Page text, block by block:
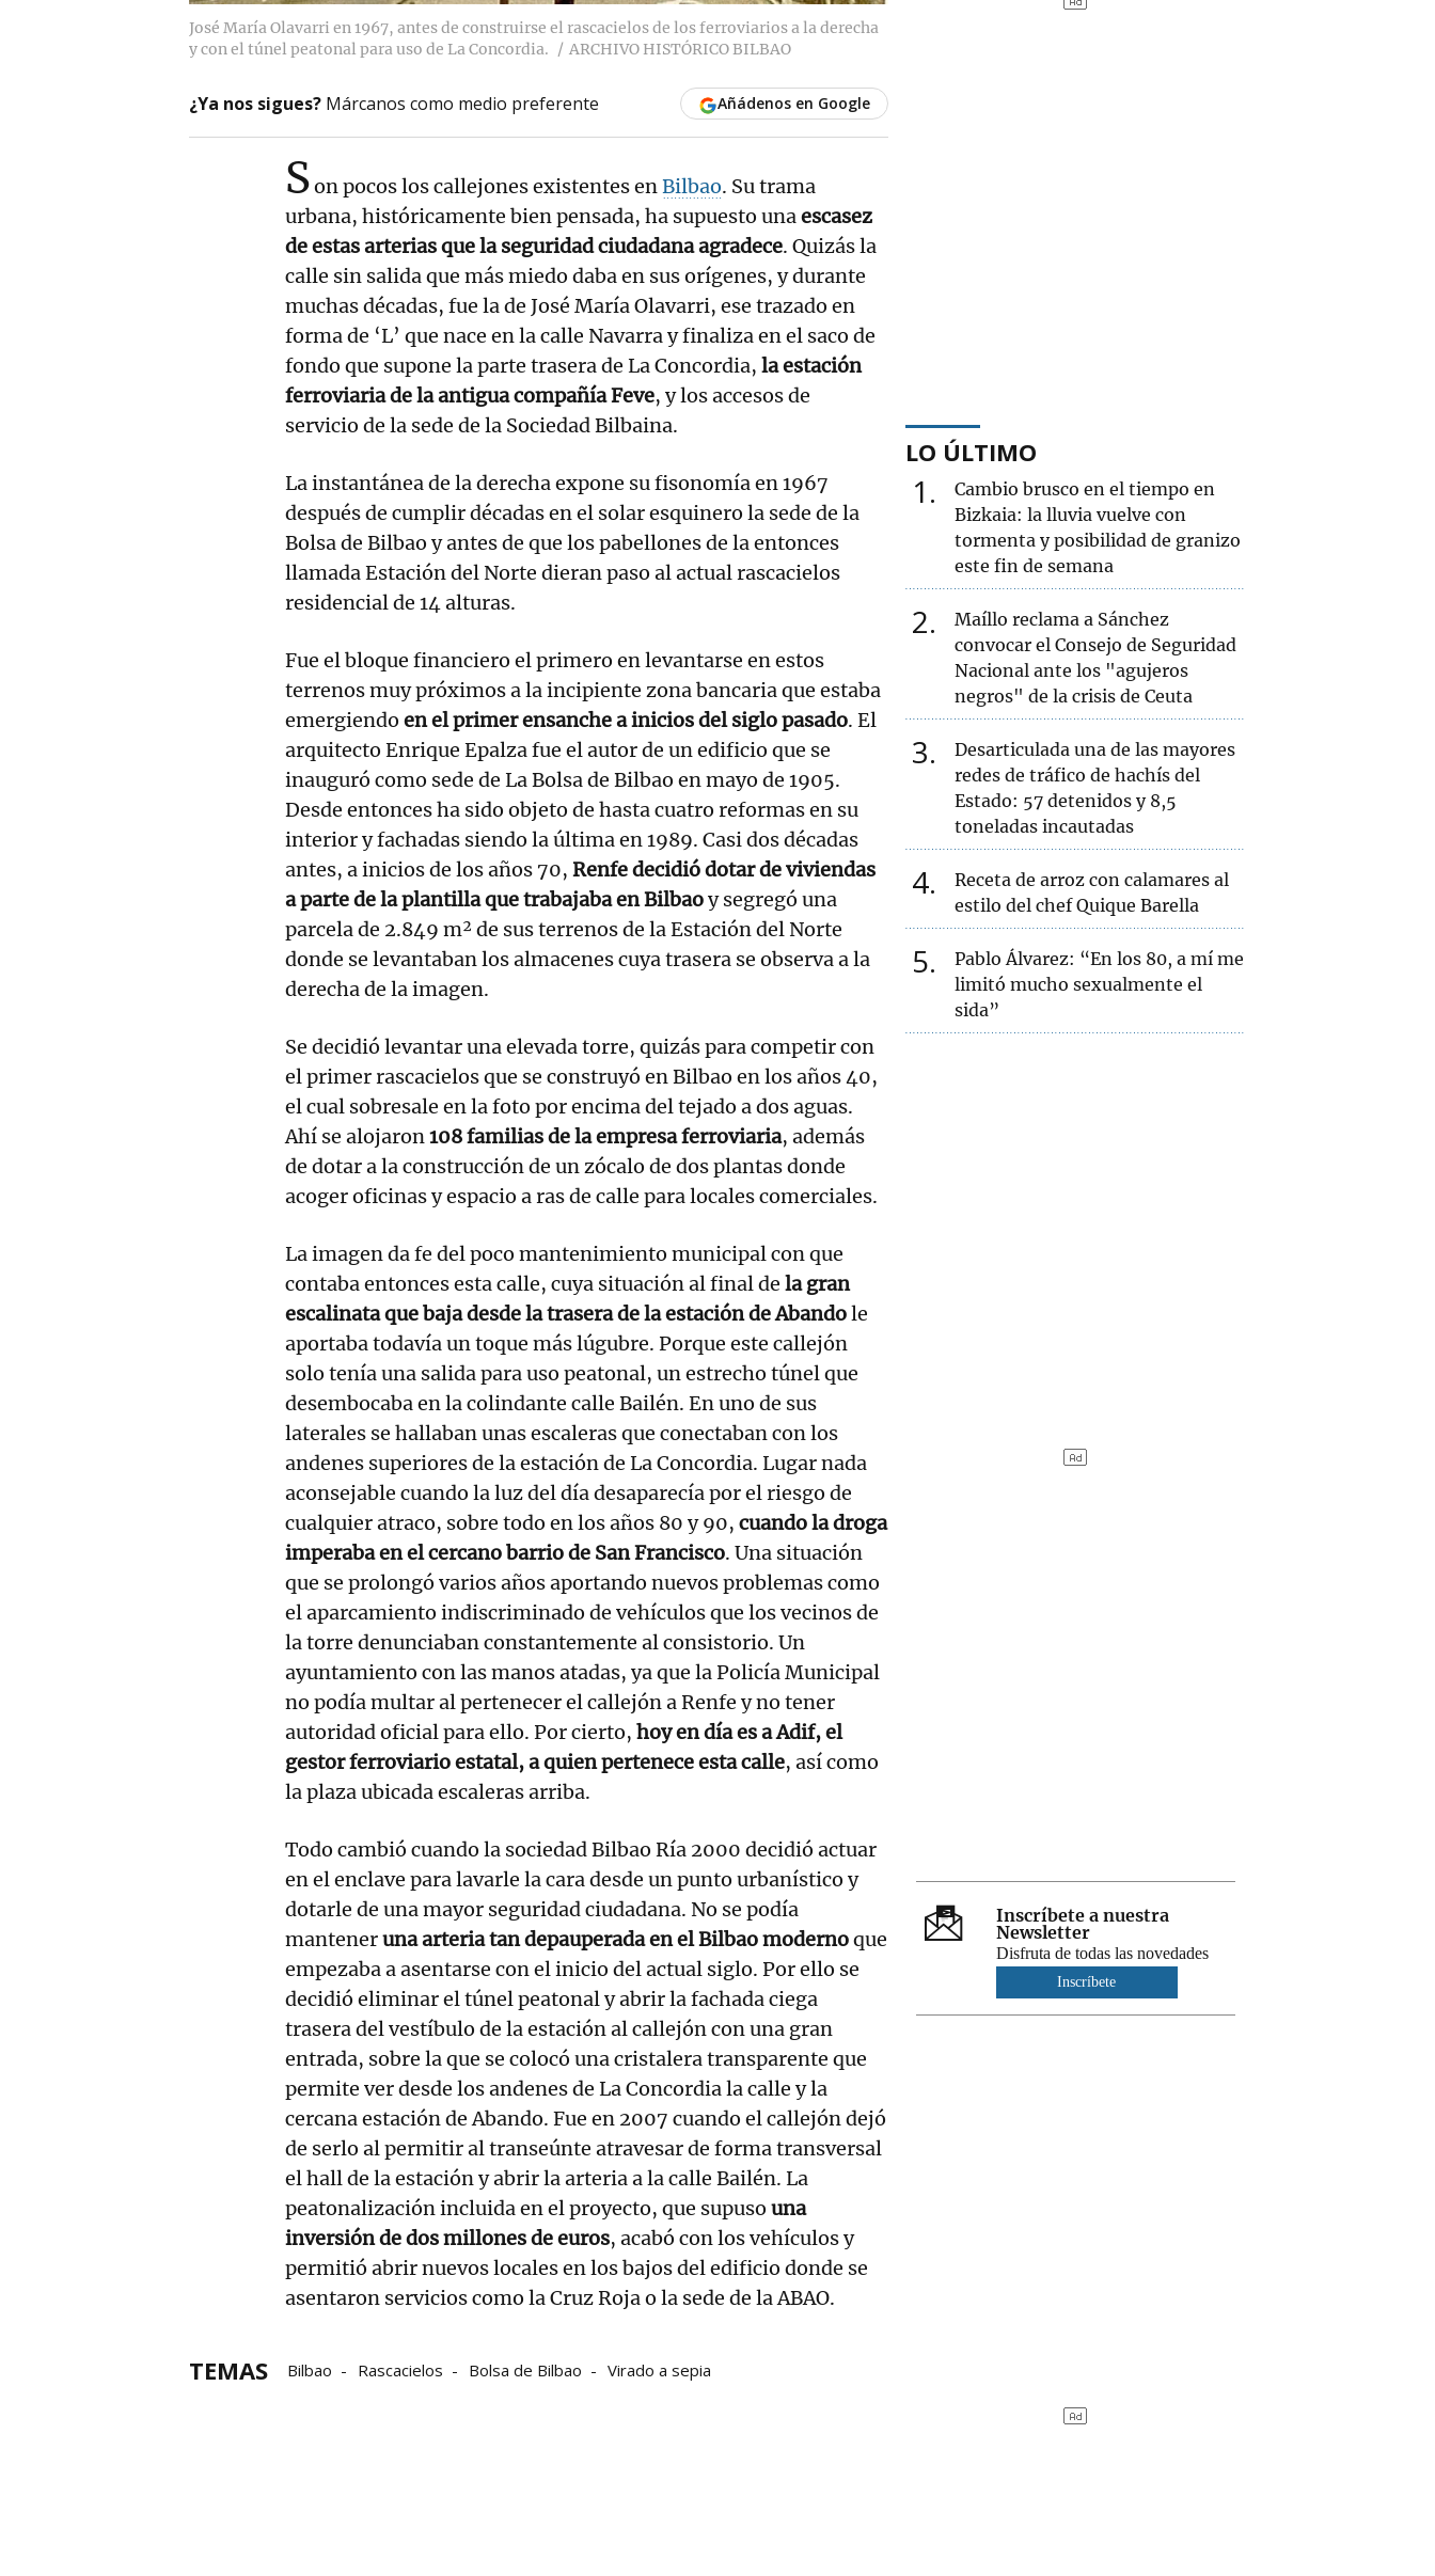
José María Olavarri en 1967, antes de construirse el rascacielos de los ferroviarios a la derecha
y con el túnel peatonal para uso de La Concordia.
ARCHIVO HISTÓRICO BILBAO
¿Ya nos sigues? Márcanos como medio preferente Añádenos en Google
Son pocos los callejones existentes enBilbao. Su trama
urbana, históricamente bien pensada, ha supuesto unaescasez
de estas arterias que la seguridad ciudadana agradece. Quizás la
calle sin salida que más miedo daba en sus orígenes, y durante
muchas décadas, fue la de José María Olavarri, ese trazado en
forma de ‘L’ que nace en la calle Navarra y finaliza en el saco de
fondo que supone la parte trasera de La Concordia, la estación
ferroviaria de la antigua compañía Feve, y los accesos de
servicio de la sede de la Sociedad Bilbaina.
La instantánea de la derecha expone su fisonomía en 1967
después de cumplir décadas en el solar esquinero la sede de la
Bolsa de Bilbao y antes de que los pabellones de la entonces
llamada Estación del Norte dieran paso al actual rascacielos
residencial de 14 alturas.
Fue el bloque financiero el primero en levantarse en estos
terrenos muy próximos a la incipiente zona bancaria que estaba
emergiendo en el primer ensanche a inicios del siglo pasado. El
arquitecto Enrique Epalza fue el autor de un edificio que se
inauguró como sede de La Bolsa de Bilbao en mayo de 1905.
Desde entonces ha sido objeto de hasta cuatro reformas en su
interior y fachadas siendo la última en 1989. Casi dos décadas
antes, a inicios de los años 70, Renfe decidió dotar de viviendas
a parte de la plantilla que trabajaba en Bilbaoy segregó una
parcela de 2.849 m² de sus terrenos de la Estación del Norte
donde se levantaban los almacenes cuya trasera se observa a la
derecha de la imagen.
Se decidió levantar una elevada torre, quizás para competir con
el primer rascacielos que se construyó en Bilbao en los años 40,
el cual sobresale en la foto por encima del tejado a dos aguas.
Ahí se alojaron108 familias de la empresa ferroviaria, además
de dotar a la construcción de un zócalo de dos plantas donde
acoger oficinas y espacio a ras de calle para locales comerciales.
La imagen da fe del poco mantenimiento municipal con que
contaba entonces esta calle, cuya situación al final de la gran
escalinata que baja desde la trasera de la estación de Abandole
aportaba todavía un toque más lúgubre. Porque este callejón
solo tenía una salida para uso peatonal, un estrecho túnel que
desembocaba en la colindante calle Bailén. En uno de sus
laterales se hallaban unas escaleras que conectaban con los
andenes superiores de la estación de La Concordia. Lugar nada
aconsejable cuando la luz del día desaparecía por el riesgo de
cualquier atraco, sobre todo en los años 80 y 90, cuando la droga
imperaba en el cercano barrio de San Francisco. Una situación
que se prolongó varios años aportando nuevos problemas como
el aparcamiento indiscriminado de vehículos que los vecinos de
la torre denunciaban constantemente al consistorio. Un
ayuntamiento con las manos atadas, ya que la Policía Municipal
no podía multar al pertenecer el callejón a Renfe y no tener
autoridad oficial para ello. Por cierto, hoy en día es a Adif, el
gestor ferroviario estatal, a quien pertenece esta calle, así como
la plaza ubicada escaleras arriba.
Todo cambió cuando la sociedad Bilbao Ría 2000 decidió actuar
en el enclave para lavarle la cara desde un punto urbanístico y
dotarle de una mayor seguridad ciudadana. No se podía
manteneruna arteria tan depauperada en el Bilbao modernoque
empezaba a asentarse con el inicio del actual siglo. Por ello se
decidió eliminar el túnel peatonal y abrir la fachada ciega
trasera del vestíbulo de la estación al callejón con una gran
entrada, sobre la que se colocó una cristalera transparente que
permite ver desde los andenes de La Concordia la calle y la
cercana estación de Abando. Fue en 2007 cuando el callejón dejó
de serlo al permitir al transeúnte atravesar de forma transversal
el hall de la estación y abrir la arteria a la calle Bailén. La
peatonalización incluida en el proyecto, que supuso una
inversión de dos millones de euros, acabó con los vehículos y
permitió abrir nuevos locales en los bajos del edificio donde se
asentaron servicios como la Cruz Roja o la sede de la ABAO.
TEMAS Bilbao Rascacielos Bolsa de Bilbao Virado a sepia
LO ÚLTIMO
1
Cambio brusco en el tiempo en
Bizkaia: la lluvia vuelve con
tormenta y posibilidad de granizo
este fin de semana
2
Maíllo reclama a Sánchez
convocar el Consejo de Seguridad
Nacional ante los "agujeros
negros" de la crisis de Ceuta
3
Desarticulada una de las mayores
redes de tráfico de hachís del
Estado: 57 detenidos y 8,5
toneladas incautadas
4
Receta de arroz con calamares al
estilo del chef Quique Barella
5
Pablo Álvarez: “En los 80, a mí me
limitó mucho sexualmente el
sida”
Inscríbete a nuestra
Newsletter
Disfruta de todas las novedades
Inscríbete